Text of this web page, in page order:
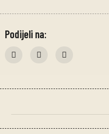
Podijeli na: